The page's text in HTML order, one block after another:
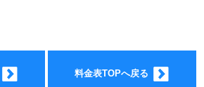
ショ
料金表TOPへ戻る